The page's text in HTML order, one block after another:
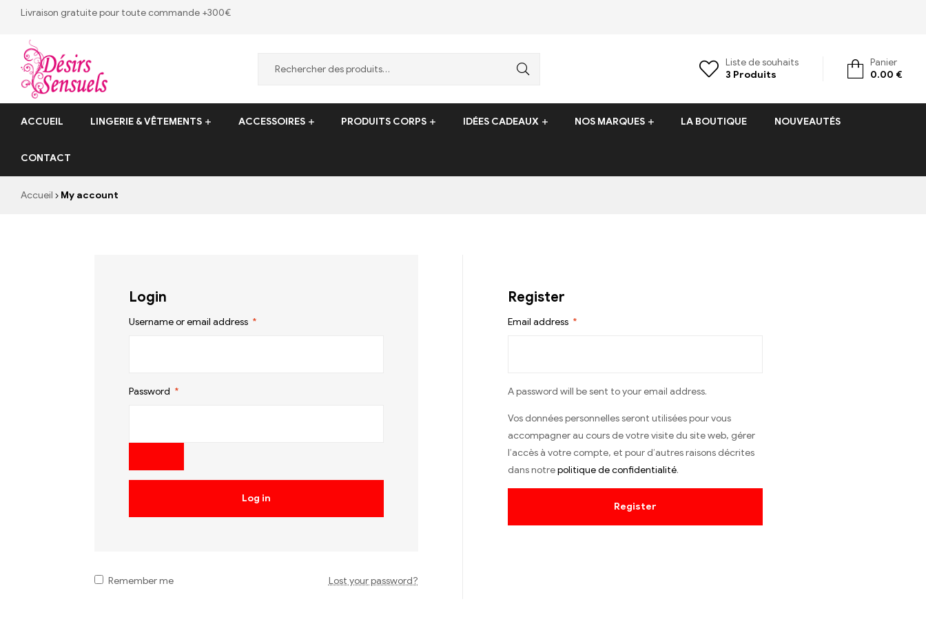
Livraison gratuite pour toute commande +300€
Desirs
Sensuels
Désirs
Sensuels
Liste de souhaits
3 Produits
Panier
0.00 €
ACCUEIL LINGERIE & VÊTEMENTS ACCESSOIRES PRODUITS CORPS IDÉES CADEAUX NOS MARQUES LA BOUTIQUE NOUVEAUTÉS
CONTACT
Accueil My account
Login
Username or email address *
Password *
Log in
Remember me Lost your password?
Register
Email address *
A password will be sent to your email address.
Vos données personnelles seront utilisées pour vous
accompagner au cours de votre visite du site web, gérer
l’accès à votre compte, et pour d’autres raisons décrites
dans notrepolitique de confidentialité.
Register